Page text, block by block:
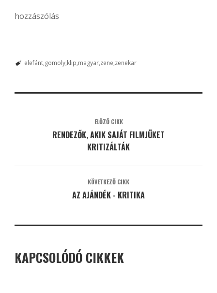
hozzászólás
elefánt gomoly klip magyar zene zenekar
ELŐZŐ CIKK
RENDEZŐK, AKIK SAJÁT FILMJÜKET
KRITIZÁLTÁK
KÖVETKEZŐ CIKK
AZ AJÁNDÉK - KRITIKA
KAPCSOLÓDÓ CIKKEK